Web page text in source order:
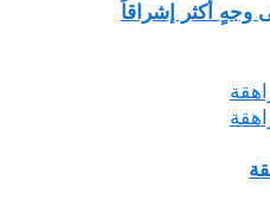
وجهٍ أكثر إشراقاً